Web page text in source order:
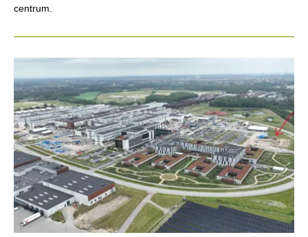
centrum.